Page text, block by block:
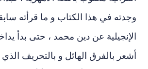
وجدته في هذا الكتاب و ما قرأته
الإنجيلية عن دين محمد ، حتى بدأ
أشعر بالفرق الهائل و بالتحريف